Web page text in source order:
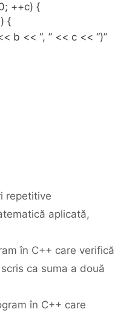
++c) {
{
b << “, ” << c << “)”
repetitive
aplicată,
în C++ care verifică
ca suma a două
în C++ care